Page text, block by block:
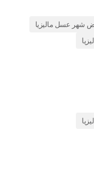
شهر عسل ماليزيا